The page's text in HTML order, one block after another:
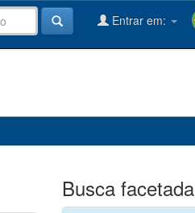
Entrar em:
Busca facetada